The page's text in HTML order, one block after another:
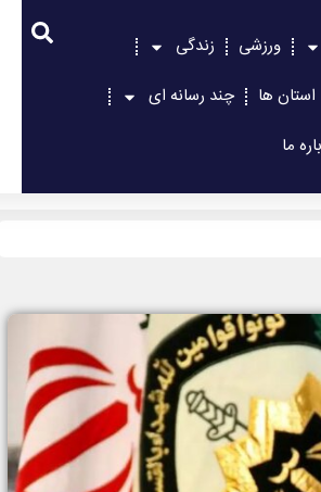
ورزشی
زندگی
استان ها
چند رسانه ای
ما